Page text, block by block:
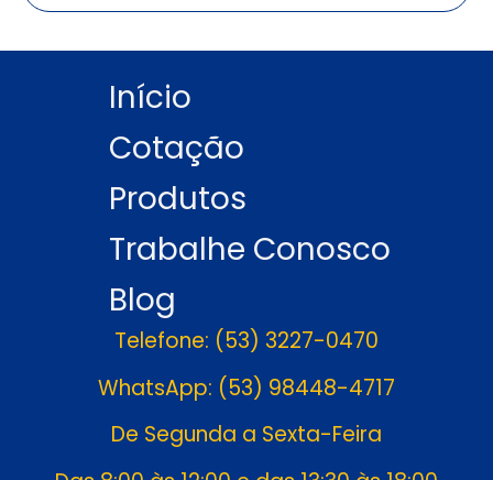
Início
Cotação
Produtos
Trabalhe Conosco
Blog
Telefone: (53) 3227-0470
WhatsApp: (53) 98448-4717
De Segunda a Sexta-Feira